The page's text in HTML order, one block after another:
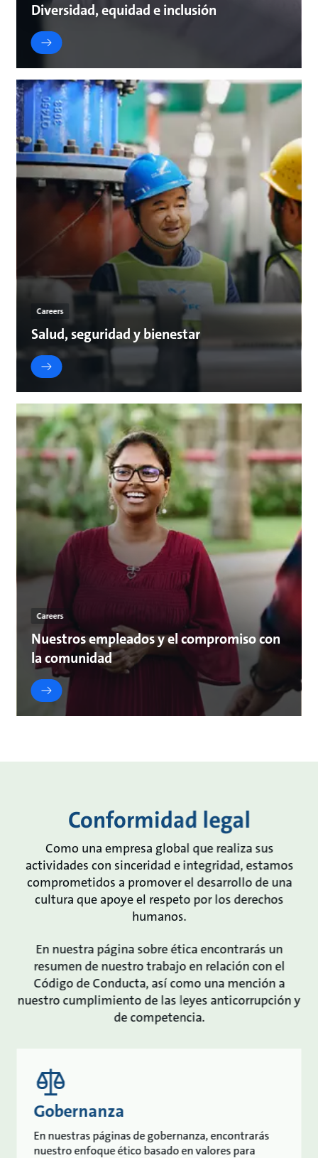
Diversidad, equidad e inclusión
Careers
Salud, seguridad y bienestar
Careers
Nuestros empleados y el compromiso con
la comunidad
Conformidad legal
Como una empresa global que realiza sus
actividades con sinceridad e integridad, estamos
comprometidos a promover el desarrollo de una
cultura que apoye el respeto por los derechos
humanos.
En nuestra página sobre ética encontrarás un
resumen de nuestro trabajo en relación con el
Código de Conducta, así como una mención a
nuestro cumplimiento de las leyes anticorrupción y
de competencia.
Gobernanza
En nuestras páginas de gobernanza, encontrarás
nuestro enfoque ético basado en valores para